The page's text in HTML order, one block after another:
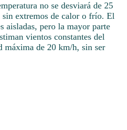
no se desviará de 25
extremos de calor o frío. El
aisladas, pero la mayor parte
vientos constantes del
máxima de 20 km/h, sin ser